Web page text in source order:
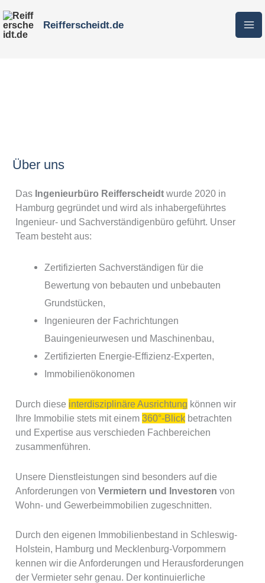
Inhalt
springen
Reifferscheidt.de
Über uns
Das Ingenieurbüro Reifferscheidt wurde 2020 in
Hamburg gegründet und wird als inhabergeführtes
Ingenieur- und Sachverständigenbüro geführt. Unser
Team besteht aus:
Zertifizierten Sachverständigen für die
Bewertung von bebauten und unbebauten
Grundstücken,
Ingenieuren der Fachrichtungen
Bauingenieurwesen und Maschinenbau,
Zertifizierten Energie-Effizienz-Experten,
Immobilienökonomen
Durch diese interdisziplinäre Ausrichtung können wir
Ihre Immobilie stets mit einem 360°-Blick betrachten
und Expertise aus verschieden Fachbereichen
zusammenführen.
Unsere Dienstleistungen sind besonders auf die
Anforderungen von Vermietern und Investoren von
Wohn- und Gewerbeimmobilien zugeschnitten.
Durch den eigenen Immobilienbestand in Schleswig-
Holstein, Hamburg und Mecklenburg-Vorpommern
kennen wir die Anforderungen und Herausforderungen
der Vermieter sehr genau. Der kontinuierliche